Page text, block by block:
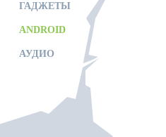
ГАДЖЕТЫ
ANDROID
АУДИО